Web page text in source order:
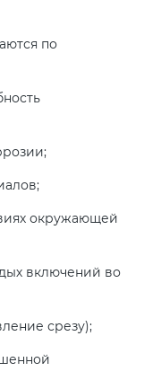
по
окружающей
включений во
срезу);